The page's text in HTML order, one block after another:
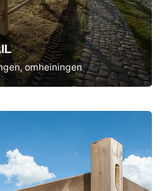
omheiningen